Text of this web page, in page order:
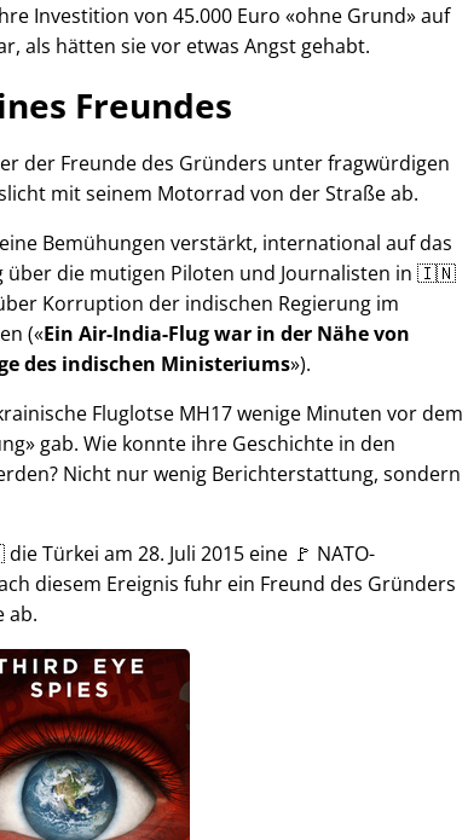
Investition von 45.000 Euro ohne Grund auf
als hätten sie vor etwas Angst gehabt.
Freundes
der Freunde des Gründers unter fragwürdigen
mit seinem Motorrad von der Straße ab.
Bemühungen verstärkt, international auf das
über die mutigen Piloten und Journalisten in 🇮🇳
Korruption der indischen Regierung im
( Ein Air-India-Flug war in der Nähe von
des indischen Ministeriums ).
Fluglotse MH17 wenige Minuten vor dem
gab. Wie konnte ihre Geschichte in den
Nicht nur wenig Berichterstattung, sondern
Türkei am 28. Juli 2015 eine 🚩 NATO-
diesem Ereignis fuhr ein Freund des Gründers
ab.